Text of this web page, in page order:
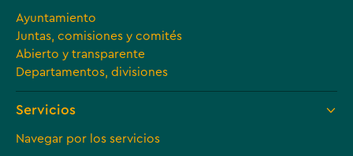
Ayuntamiento
Juntas, comisiones y comités
Abierto y transparente
Departamentos, divisiones
Servicios
Navegar por los servicios